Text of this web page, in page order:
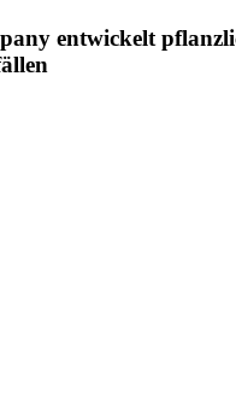
entwickelt